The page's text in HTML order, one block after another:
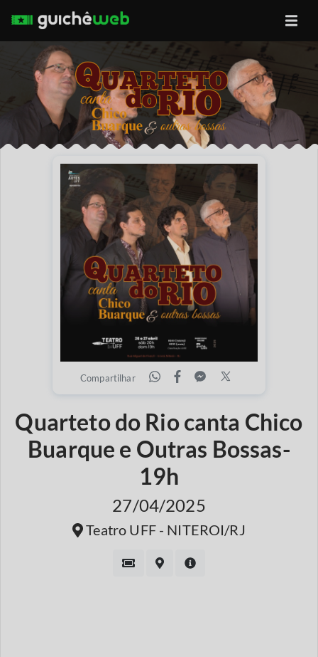
Compartilhar
Quarteto do Rio canta Chico
Buarque e Outras Bossas-
19h
27/04/2025
Teatro UFF - NITEROI/RJ